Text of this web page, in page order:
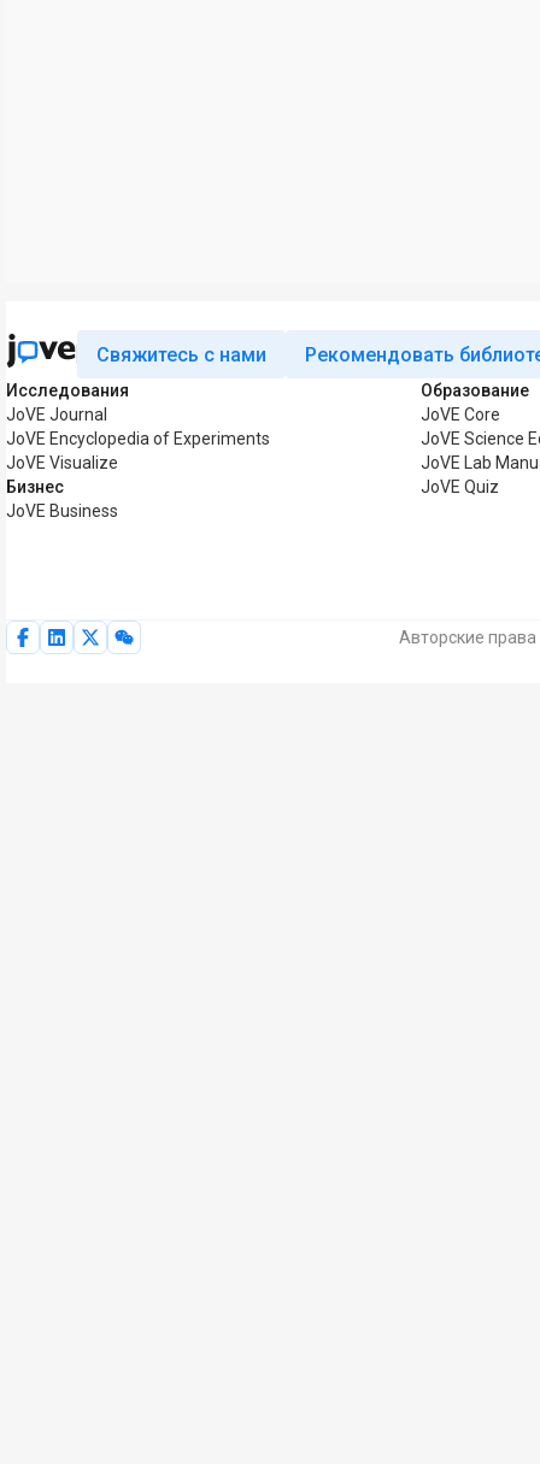
Свяжитесь с нами Рекомендовать
Исследования
JoVE Journal
JoVE Encyclopedia of Experiments
JoVE Visualize
Бизнес
JoVE Business
Образование
JoVE Core
JoVE Science
JoVE Lab
JoVE Quiz
Авторские